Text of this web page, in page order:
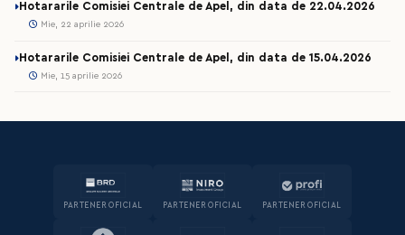
Hotararile Comisiei Centrale de Apel, din data de 22.04.2026
Mie, 22 aprilie 2026
Hotararile Comisiei Centrale de Apel, din data de 15.04.2026
Mie, 15 aprilie 2026
PARTENER OFICIAL PARTENER OFICIAL PARTENER OFICIAL